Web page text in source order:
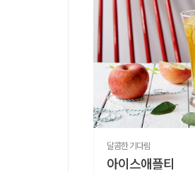
달콤한 기다림
아이스애플티